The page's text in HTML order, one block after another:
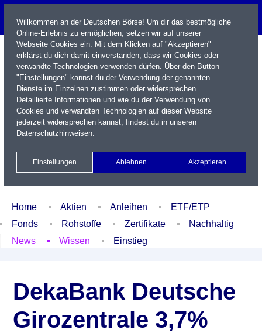
Name / WKN / ISIN / Kürzel
Xetra Realtime
Watchlist Portfolio Login
Home Aktien Anleihen
ETF/ETP
Fonds
Rohstoffe Zertifikate
Nachhaltig
News
Wissen Einstieg
DekaBank Deutsche
Girozentrale 3,7%
Willkommen an der Deutschen Börse! Um dir das bestmögliche
Online-Erlebnis zu ermöglichen, setzen wir auf unserer
Webseite Cookies ein. Mit dem Klicken auf "Akzeptieren"
erklärst du dich damit einverstanden, dass wir Cookies oder
verwandte Technologien verwenden dürfen. Über den Button
"Einstellungen" kannst du der Verwendung der genannten
Dienste im Einzelnen zustimmen oder widersprechen.
Detaillierte Informationen und wie du der Verwendung von
Cookies und verwandten Technologien auf dieser Website
jederzeit widersprechen kannst, findest du in unseren
Datenschutzhinweisen.
Einstellungen Ablehnen Akzeptieren